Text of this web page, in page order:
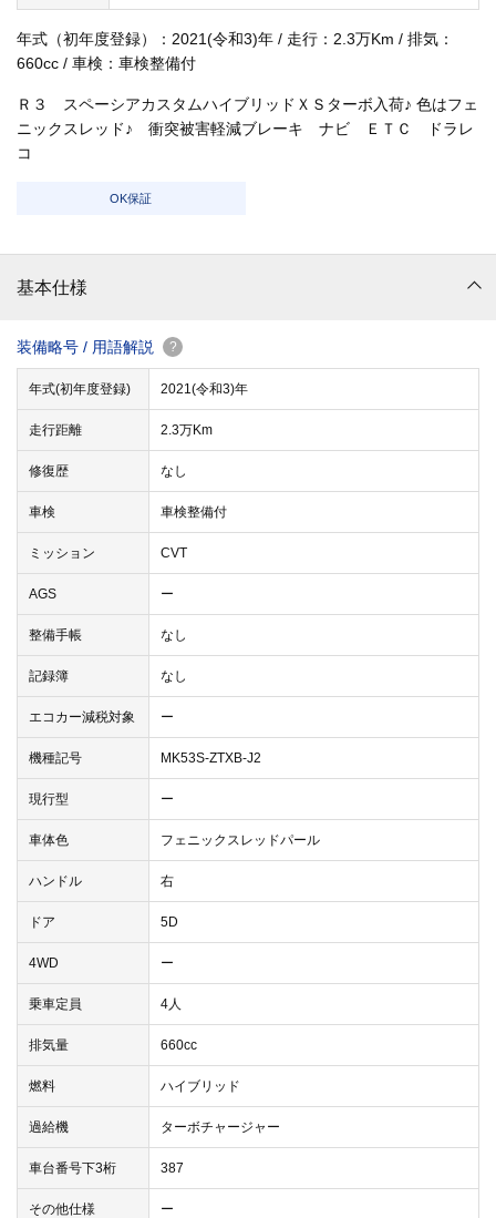
年式（初年度登録）：2021(令和3)年 / 走行：2.3万Km / 排気：
660cc / 車検：車検整備付
Ｒ３ スペーシアカスタムハイブリッドＸＳターボ入荷♪ 色はフェ
ニックスレッド♪ 衝突被害軽減ブレーキ ナビ ＥＴＣ ドラレ
コ
OK保証
基本仕様
装備略号 / 用語解説 ?
年式(初年度登録) 2021(令和3)年
走行距離 2.3万Km
修復歴 なし
車検 車検整備付
ミッション CVT
AGS ー
整備手帳 なし
記録簿 なし
エコカー減税対象 ー
機種記号 MK53S-ZTXB-J2
現行型 ー
車体色 フェニックスレッドパール
ハンドル 右
ドア 5D
4WD ー
乗車定員 4人
排気量 660cc
燃料 ハイブリッド
過給機 ターボチャージャー
車台番号下3桁 387
その他仕様 ー